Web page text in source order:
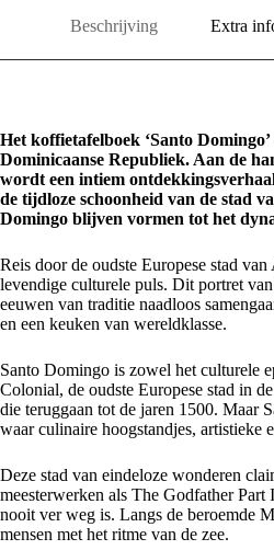
Beschrijving Extra
Het koffietafelboek ‘Santo
Dominicaanse Republiek. Aan de
wordt een intiem
de tijdloze schoonheid van de stad
Domingo blijven vormen tot het
Reis door de oudste Europese stad
levendige culturele puls. Dit portret
eeuwen van traditie naadloos
en een keuken van wereldklasse.
Santo Domingo is zowel het culturele
Colonial, de oudste Europese stad in
die teruggaan tot de jaren 1500. Maar
waar culinaire hoogstandjes, artistieke
Deze stad van eindeloze wonderen
meesterwerken als The Godfather
nooit ver weg is. Langs de beroemde
mensen met het ritme van de zee.